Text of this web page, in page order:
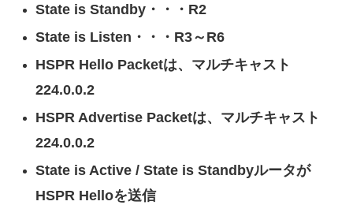
State is Standby・・・R2
State is Listen・・・R3～R6
HSPR Hello Packetは、マルチキャスト
224.0.0.2
HSPR Advertise Packetは、マルチキャスト
224.0.0.2
State is Active /State is Standbyルータが
HSPR Helloを送信